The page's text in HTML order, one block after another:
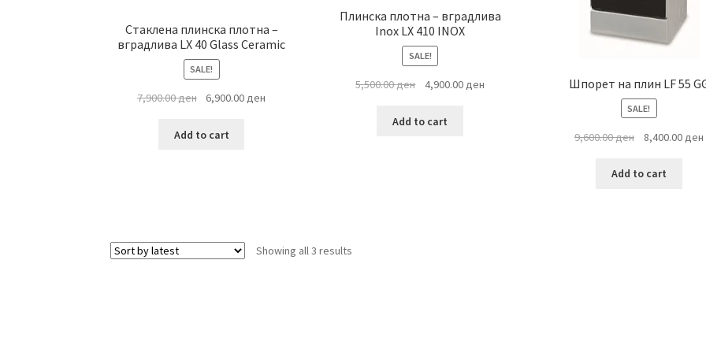
Стаклена плинска плотна –
вградлива LX 40 Glass Ceramic
SALE!
7,900.00ден
Original
was:
6,900.00ден
Add to cart
Плинска плотна – вградлива
Inox LX 410 INOX
SALE!
5,500.00ден
Original
was:
4,900.00ден
Add to cart
Шпорет на плин LF 55
SALE!
9,600.00ден
Original
was:
8,400.00ден
Add to cart
Showing all 3 results